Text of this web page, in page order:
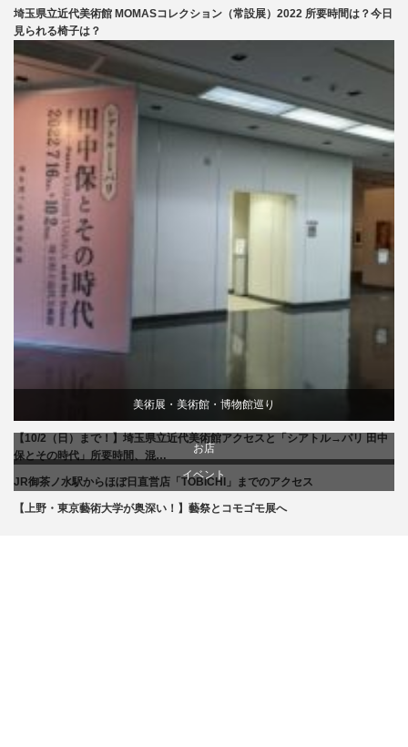
美術展・美術館・博物館巡り
埼玉県立近代美術館 MOMASコレクション（常設展）2022 所要時間は？今日
見られる椅子は？
美術展・美術館・博物館巡り
【10/2（日）まで！】埼玉県立近代美術館アクセスと「シアトル→パリ 田中
保とその時代」所要時間、混…
お店
JR御茶ノ水駅からほぼ日直営店「TOBICHI」までのアクセス
イベント
お店
【上野・東京藝術大学が奥深い！】藝祭とコモゴモ展へ